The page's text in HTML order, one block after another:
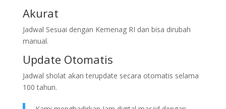
Akurat
Jadwal Sesuai dengan Kemenag RI dan bisa dirubah
manual.
Update Otomatis
Jadwal sholat akan terupdate secara otomatis selama
100 tahun.